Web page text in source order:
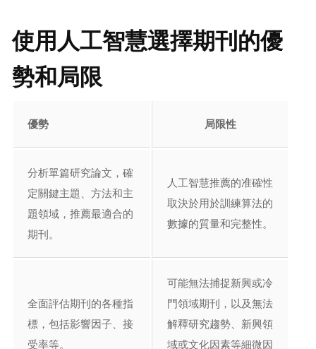
使用人工智慧選擇期刊的優
勢和局限
優勢 局限性
分析單篇研究論文，確
定關鍵主題、方法和主
題領域，推薦最適合的
期刊。
人工智慧推薦的准確性
取決於用於訓練算法的
數據的質量和完整性。
全面評估期刊的各種指
標，包括影響因子、接
受率等。
可能無法捕捉新興或冷
門領域期刊，以及無法
解釋研究趨勢、新興領
域或文化因素等細微因